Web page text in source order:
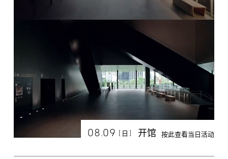
08.09 [ 日 ] 开馆 按此查看当日活动